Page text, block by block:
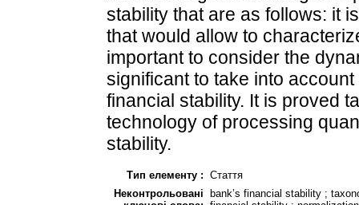
stability that are as follows: it
that would allow to
important to consider the
significant to take into
financial stability. It is proved
technology of processing
stability.
Тип елементу : Стаття
Неконтрольовані bank’s financial stability ;